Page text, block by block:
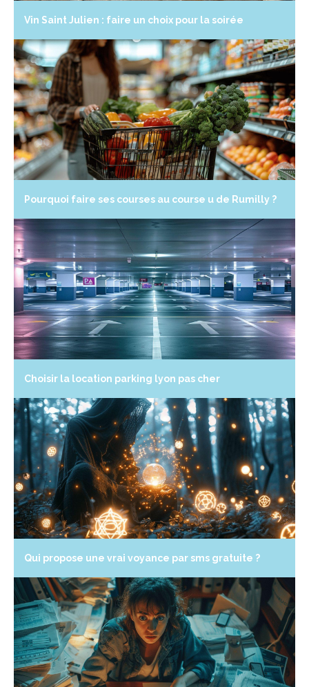
Vin Saint Julien : faire un choix pour la soirée
Pourquoi faire ses courses au course u de Rumilly ?
Choisir la location parking lyon pas cher
Qui propose une vrai voyance par sms gratuite ?